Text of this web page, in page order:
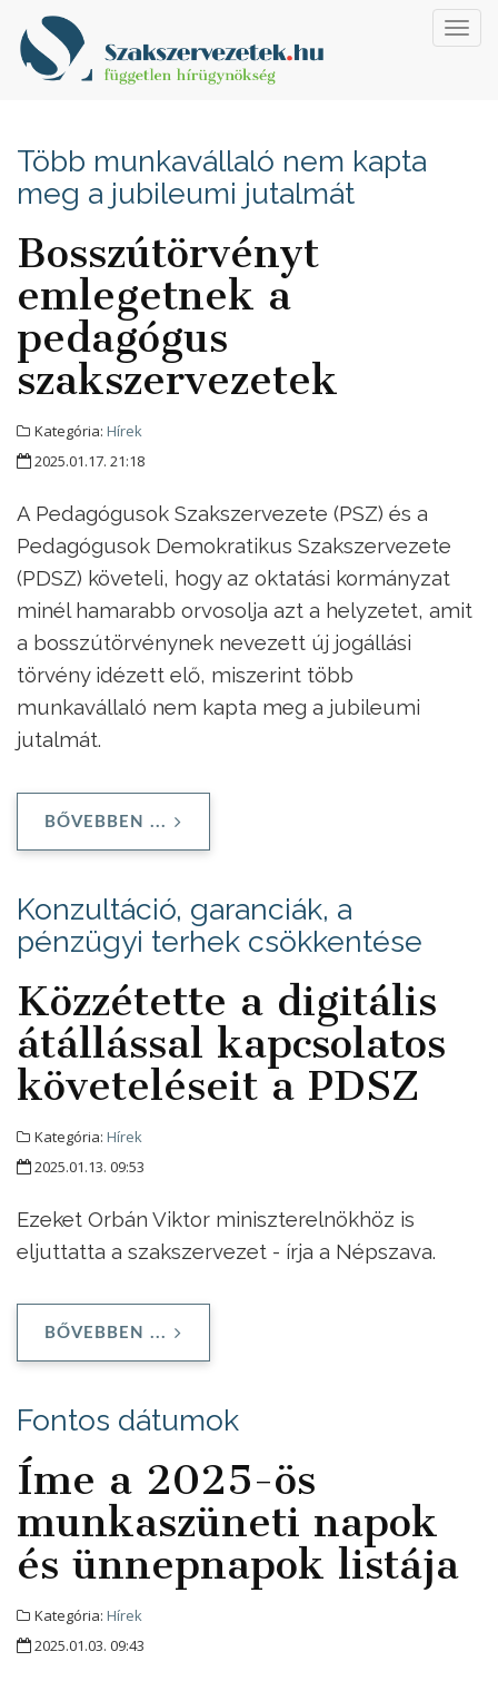
Több munkavállaló nem kapta
meg a jubileumi jutalmát
Bosszútörvényt
emlegetnek a
pedagógus
szakszervezetek
Kategória: Hírek
2025.01.17. 21:18
A Pedagógusok Szakszervezete (PSZ) és a
Pedagógusok Demokratikus Szakszervezete
(PDSZ) követeli, hogy az oktatási kormányzat
minél hamarabb orvosolja azt a helyzetet, amit
a bosszútörvénynek nevezett új jogállási
törvény idézett elő, miszerint több
munkavállaló nem kapta meg a jubileumi
jutalmát.
BŐVEBBEN ...
Konzultáció, garanciák, a
pénzügyi terhek csökkentése
Közzétette a digitális
átállással kapcsolatos
követeléseit a PDSZ
Kategória: Hírek
2025.01.13. 09:53
Ezeket Orbán Viktor miniszterelnökhöz is
eljuttatta a szakszervezet - írja a Népszava.
BŐVEBBEN ...
Fontos dátumok
Íme a 2025-ös
munkaszüneti napok
és ünnepnapok listája
Kategória: Hírek
2025.01.03. 09:43